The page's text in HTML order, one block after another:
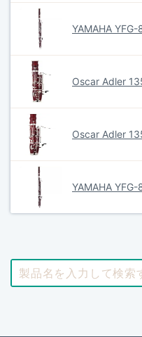
YAMAHA YFG-
Oscar Adler
Oscar Adler
YAMAHA YFG-